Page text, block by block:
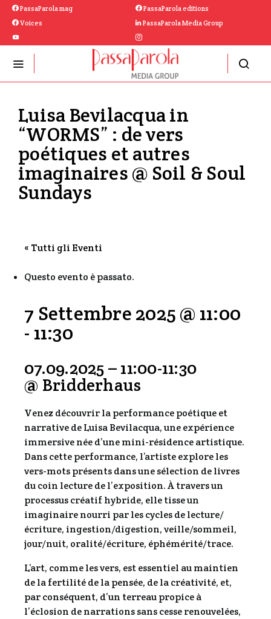
PassaParola mag
PassaParola editions
Voices
PassaParola Media Group
Luisa Bevilacqua in
“WORMS” : de vers
poétiques et autres
imaginaires @ Soil & Soul
Sundays
« Tutti gli Eventi
Questo evento è passato.
7 Settembre 2025 @ 11:00
- 11:30
07.09.2025 – 11:00-11:30
@ Bridderhaus
Venez découvrir la performance poétique et
narrative de Luisa Bevilacqua, une expérience
immersive née d’une mini-résidence artistique.
Dans cette performance, l’artiste explore les
vers-mots présents dans une sélection de livres
du coin lecture de l’exposition. À travers un
processus créatif hybride, elle tisse un
imaginaire nourri par les cycles de lecture/
écriture, ingestion/digestion, veille/sommeil,
jour/nuit, oralité/écriture, éphémérité/trace.
L’art, comme les vers, est essentiel au maintien
de la fertilité de la pensée, de la créativité, et,
par conséquent, d’un terreau propice à
l’éclosion de narrations sans cesse renouvelées,